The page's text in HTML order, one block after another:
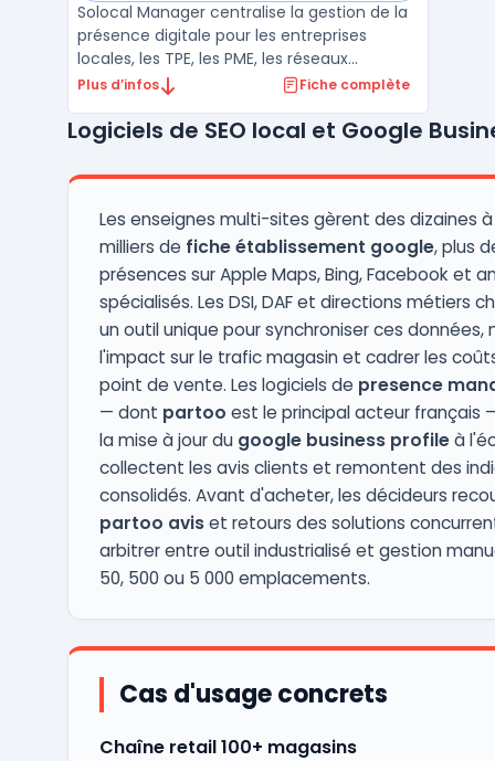
Solocal Manager centralise la gestion de la
présence digitale pour les entreprises
locales, les TPE, les PME, les réseaux
d’enseignes et le secteur public. La solution
points de contact clients sur internet et
informations, ...
Plus d’infos Fiche complète
Logiciels de SEO local et Google
Les enseignes multi-sites gèrent des dizaines
milliers de fiche établissement google, plus
présences sur Apple Maps, Bing, Facebook et
spécialisés. Les DSI, DAF et directions métiers
un outil unique pour synchroniser ces données,
l'impact sur le trafic magasin et cadrer les
point de vente. Les logiciels de presence
— dont partoo est le principal acteur français
la mise à jour du google business profileà
collectent les avis clients et remontent des
consolidés. Avant d'acheter, les décideurs
partoo aviset retours des solutions
arbitrer entre outil industrialisé et gestion
50, 500 ou 5 000 emplacements.
Cas d'usage concrets
Chaîne retail 100+ magasins